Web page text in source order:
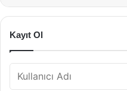
Kayıt Ol